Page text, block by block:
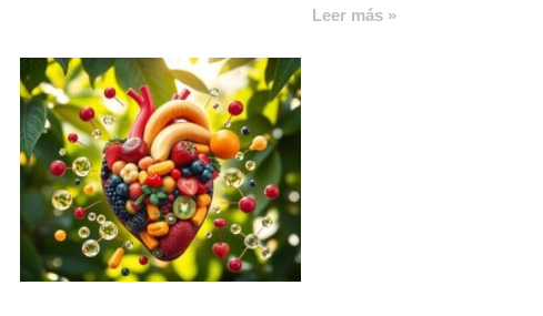
Leer más »